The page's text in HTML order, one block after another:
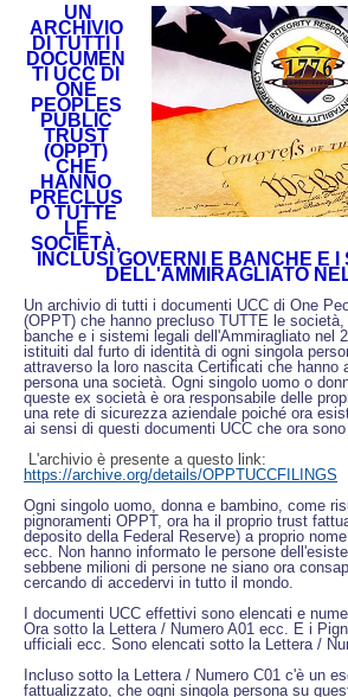
UN
ARCHIVIO
DI TUTTI I
DOCUMEN
TI UCC DI
ONE
PEOPLES
PUBLIC
TRUST
(OPPT)
CHE
HANNO
PRECLUS
O TUTTE
LE
SOCIETÀ,
INCLUSI GOVERNI E BANCHE E I
DELL'AMMIRAGLIATO
Un archivio di tutti i documenti UCC di One
(OPPT) che hanno precluso TUTTE le
banche e i sistemi legali dell'Ammiragliato nel
istituiti dal furto di identità di ogni singola
attraverso la loro nascita Certificati che hanno
persona una società. Ogni singolo uomo o
queste ex società è ora responsabile delle
una rete di sicurezza aziendale poiché ora
ai sensi di questi documenti UCC che ora
L'archivio è presente a questo link:
https://archive.org/details/OPPTUCCFILINGS
Ogni singolo uomo, donna e bambino, come
pignoramenti OPPT, ora ha il proprio trust
deposito della Federal Reserve) a proprio
ecc. Non hanno informato le persone
sebbene milioni di persone ne siano ora
cercando di accedervi in ​​tutto il mondo.
I documenti UCC effettivi sono elencati e
Ora sotto la Lettera / Numero A01 ecc. E i
ufficiali ecc. Sono elencati sotto la Lettera /
Incluso sotto la Lettera / Numero C01 c'è un
fattualizzato, che ogni singola persona su